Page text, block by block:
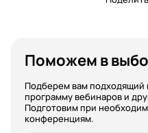
Поможем в
Подберем вам подходящий
программу вебинаров и
Подготовим при
конференциям.